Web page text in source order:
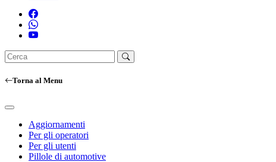
Torna al Menu
Aggiornamenti
Per gli operatori
Per gli utenti
Pillole di automotive